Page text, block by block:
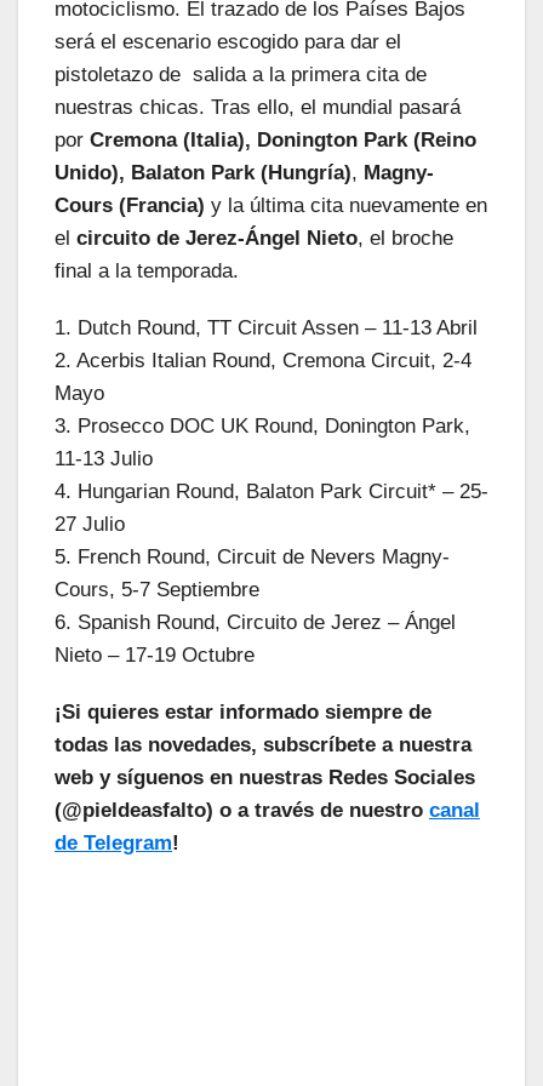
motociclismo. El trazado de los Países Bajos
será el escenario escogido para dar el
pistoletazo de salida a la primera cita de
nuestras chicas. Tras ello, el mundial pasará
por Cremona (Italia), Donington Park (Reino
Unido), Balaton Park (Hungría), Magny-
Cours (Francia) y la última cita nuevamente en
el circuito de Jerez-Ángel Nieto, el broche
final a la temporada.
1. Dutch Round, TT Circuit Assen – 11-13 Abril
2. Acerbis Italian Round, Cremona Circuit, 2-4
Mayo
3. Prosecco DOC UK Round, Donington Park,
11-13 Julio
4. Hungarian Round, Balaton Park Circuit* – 25-
27 Julio
5. French Round, Circuit de Nevers Magny-
Cours, 5-7 Septiembre
6. Spanish Round, Circuito de Jerez – Ángel
Nieto – 17-19 Octubre
¡Si quieres estar informado siempre de
todas las novedades, subscríbete a nuestra
web y síguenos en nuestras Redes Sociales
(@pieldeasfalto) o a través de nuestro canal
de Telegram!